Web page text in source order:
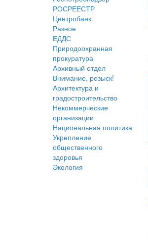
РОСРЕЕСТР
Центробанк
Разное
ЕДДС
Природоохранная
прокуратура
Архивный отдел
Внимание, розыск!
Архитектура и
градостроительство
Некоммерческие
организации
Национальная политика
Укрепление
общественного
здоровья
Экология